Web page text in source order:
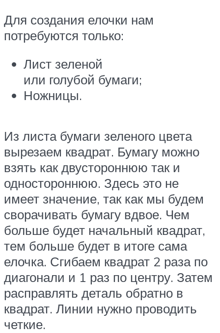
Для создания елочки нам
потребуются только:
Лист зеленой
или голубой бумаги;
Ножницы.
Из листа бумаги зеленого цвета
вырезаем квадрат. Бумагу можно
взять как двустороннюю так и
одностороннюю. Здесь это не
имеет значение, так как мы будем
сворачивать бумагу вдвое. Чем
больше будет начальный квадрат,
тем больше будет в итоге сама
елочка. Сгибаем квадрат 2 раза по
диагонали и 1 раз по центру. Затем
расправлять деталь обратно в
квадрат. Линии нужно проводить
четкие.